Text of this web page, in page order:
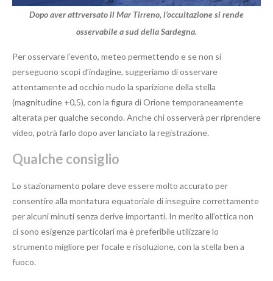
Dopo aver attrversato il Mar Tirreno, l’occultazione si rende
osservabile a sud della Sardegna.
Per osservare l’evento, meteo permettendo e se non si
perseguono scopi d’indagine, suggeriamo di osservare
attentamente ad occhio nudo la sparizione della stella
(magnitudine +0,5), con la figura di Orione temporaneamente
alterata per qualche secondo. Anche chi osserverà per riprendere
video, potrà farlo dopo aver lanciato la registrazione.
Qualche consiglio
Lo stazionamento polare deve essere molto accurato per
consentire alla montatura equatoriale di inseguire correttamente
per alcuni minuti senza derive importanti. In merito all’ottica non
ci sono esigenze particolari ma è preferibile utilizzare lo
strumento migliore per focale e risoluzione, con la stella ben a
fuoco.